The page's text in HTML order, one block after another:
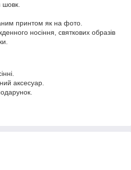
шовк.
принтом як на фото.
носіння, святкових образів
аксесуар.